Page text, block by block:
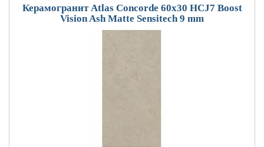
Керамогранит Atlas Concorde 60x30 HCJ7 Boost
Vision Ash Matte Sensitech 9 mm